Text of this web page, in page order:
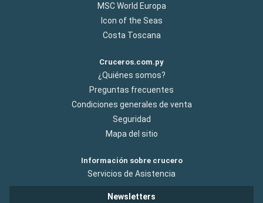
MSC World Europa
Icon of the Seas
Costa Toscana
Cruceros.com.py
¿Quiénes somos?
Preguntas frecuentes
Condiciones generales de venta
Seguridad
Mapa del sitio
Información sobre crucero
Servicios de Asistencia
Newsletters